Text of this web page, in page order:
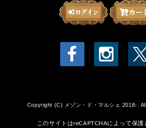
Copyright (C) メゾン・ド・マルシェ 2018-.
このサイトはreCAPTCHAによって保護